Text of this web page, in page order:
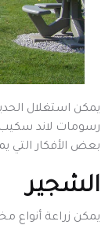
يمكن استغلال
رسومات لاند سكيب
بعض الأفكار التي
الشجير
يمكن زراعة أنواع